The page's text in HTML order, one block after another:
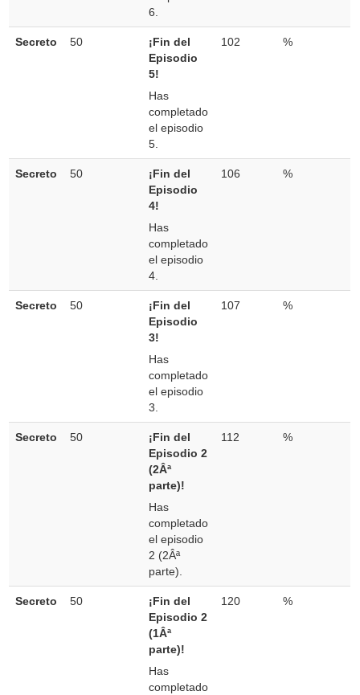
6.
Secreto 50
¡Fin del
Episodio
5!
Has
completado
el episodio
5.
102 %
Secreto 50
¡Fin del
Episodio
4!
Has
completado
el episodio
4.
106 %
Secreto 50
¡Fin del
Episodio
3!
Has
completado
el episodio
3.
107 %
Secreto 50
¡Fin del
Episodio 2
(2Âª
parte)!
Has
completado
el episodio
2 (2Âª
parte).
112 %
Secreto 50
¡Fin del
Episodio 2
(1Âª
parte)!
Has
completado
120 %